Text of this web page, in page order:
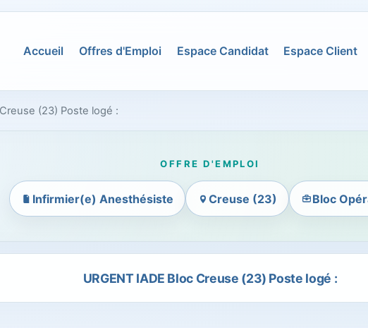
Accueil Offres d'Emploi Espace Candidat Espace Client
(23) Poste logé :
OFFRE D'EMPLOI
Infirmier(e) Anesthésiste Creuse (23) Bloc
URGENT IADE Bloc Creuse (23) Poste logé :